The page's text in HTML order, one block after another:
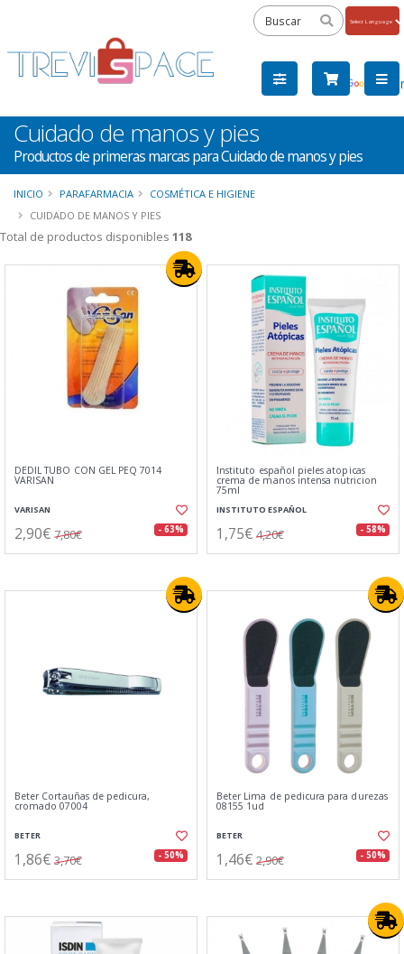
by
Cuidado de manos y pies
Productos de primeras marcas para Cuidado de manos y pies
INICIO PARAFARMACIA
COSMÉTICA E HIGIENE
CUIDADO DE MANOS Y PIES
Total de productos disponibles 118
DEDIL TUBO CON GEL PEQ 7014
VARISAN
VARISAN
2,90€ 7,80€ - 63%
Instituto español pieles atopicas
crema de manos intensa nutricion
75ml
INSTITUTO ESPAÑOL
1,75€ 4,20€ - 58%
Beter Cortauñas de pedicura,
cromado 07004
BETER
1,86€ 3,70€ - 50%
Beter Lima de pedicura para durezas
08155 1ud
BETER
1,46€ 2,90€ - 50%